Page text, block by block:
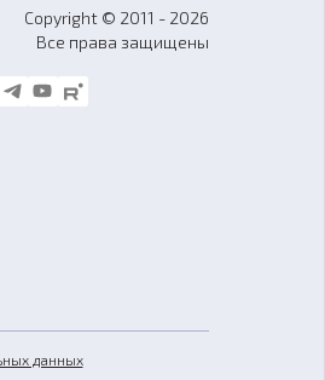
Copyright © 2011 - 2026
Все права защищены
данных